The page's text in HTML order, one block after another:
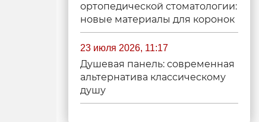
ортопедической стоматологии:
новые материалы для коронок
23 июля 2026, 11:17
Душевая панель: современная
альтернатива классическому
душу